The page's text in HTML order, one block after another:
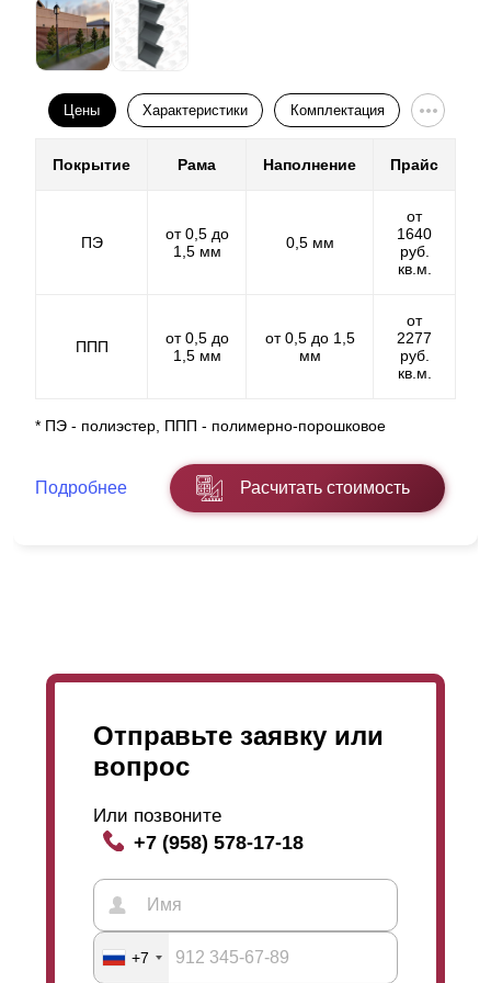
Данный вариант является базовым забором среди
брутальный. В этой модели относительно других
моделей нашей линейки меньше горизонтальных
линий и разнообразных изгибов, а больше ровных
поверхностей. Такой дизайн выглядит простым и
Оно напрямую влияет на функционал забора, как
помощью нахлеста можно
отрегулировать
просматриваемость
информацию иобъяснение.
покраски. Весомое отличие между двумя покрытиями
в том, что в первом меньшая линейка выбора. В
полимерно-порошковом же количество цветов не
спектр.
информации, а так же для оформления заказа.
Цены Характеристики Комплектация
Покрытие Рама Наполнение Прайс
ПЭ
от 0,5 до
1,5 мм
0,5 мм
от
1640
руб.
кв.м.
ППП
от 0,5 до
1,5 мм
от 0,5 до 1,5
мм
от
2277
руб.
кв.м.
* ПЭ - полиэстер, ППП - полимерно-порошковое
Подробнее Расчитать стоимость
Отправьте заявку или
вопрос
Или позвоните
+7 (958) 578-17-18
+7